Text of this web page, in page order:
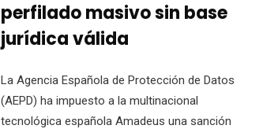
perfilado masivo sin base
jurídica válida
La Agencia Española de Protección de Datos
(AEPD) ha impuesto a la multinacional
tecnológica española Amadeus una sanción